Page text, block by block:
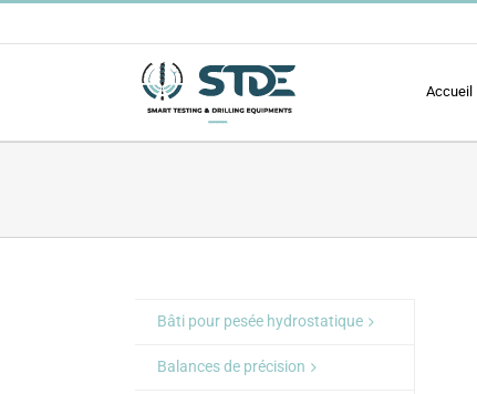
au
Accueil
Bâti pour pesée hydrostatique
Balances de précision